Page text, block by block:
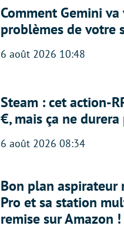
Comment Gemini
problèmes de votre
6 août 2026 10:48
Steam : cet action-
€, mais ça ne durera
6 août 2026 08:34
Bon plan aspirateur
Pro et sa station
remise sur Amazon !